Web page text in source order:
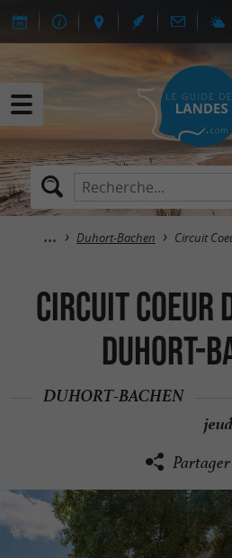
Duhort-Bachen Circuit
Circuit Coeur
Duhort-
DUHORT-BACHEN
Partager